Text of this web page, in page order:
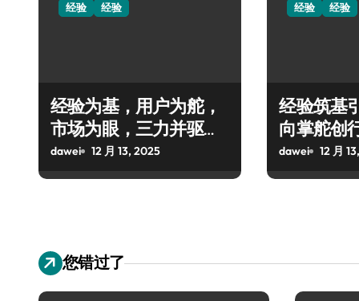
经验 经验
经验为基，用户为舵，
市场为眼，三力并驱引
领创业新程
dawei 12 月 13, 2025
经验 经验
经验筑基
向掌舵创
dawei 12 月
您错过了